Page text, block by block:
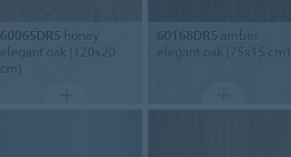
60065DR5 honey
elegant oak (120x20
cm)
60168DR5 amber
elegant oak (75x15 cm)